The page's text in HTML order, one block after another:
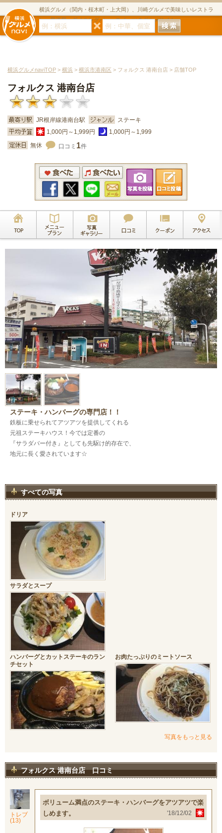
横浜グルメ（関内・桜木町・上大岡）、川崎グルメで美味しいレストラ
ン・居酒屋・ダイニングバー・スイーツのグルメサイト
横浜グルメnaviTOP > 横浜 > 横浜市港南区 > フォルクス 港南台店 > 店舗TOP
フォルクス 港南台店
JR根岸線港南台駅
ステーキ
1,000円～1,999円
1,000円～1,999
無休
口コミ 1件
ステーキ・ハンバーグの専門店！！
鉄板に乗せられてアツアツを提供してくれる
元祖ステーキハウス！今では定番の
『サラダバー付き』としても先駆け的存在で、
地元に長く愛されています☆
すべての写真
ドリア
サラダとスープ
ハンバーグとカットステーキのラン
チセット
お肉たっぷりのミートソース
写真をもっと見る
フォルクス 港南台店 口コミ
トレブ
(13)
ボリューム満点のステーキ・ハンバーグをアツアツで楽
しめます。
'18/12/02